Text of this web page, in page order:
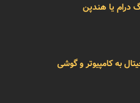
درام یا هندپن
به کامپیوتر و گوشی